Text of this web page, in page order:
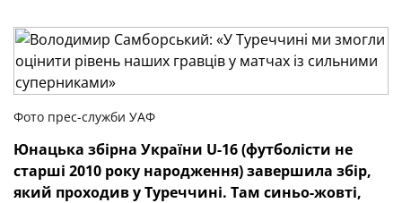
Фото прес-служби УАФ
Юнацька збірна України U-16 (футболісти не
старші 2010 року народження) завершила збір,
який проходив у Туреччині. Там синьо-жовті,